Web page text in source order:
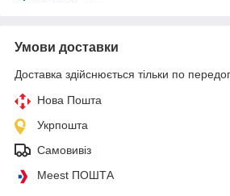
Умови доставки
Доставка здійснюється тільки по
Нова Пошта
Укрпошта
Самовивіз
Meest ПОШТА